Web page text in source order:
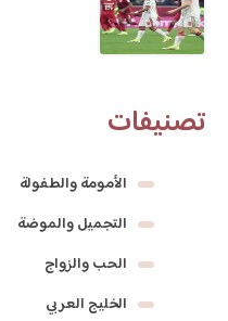
تصنيفات
الأمومة والطفولة
التجميل والموضة
الحب والزواج
الخليج العربي